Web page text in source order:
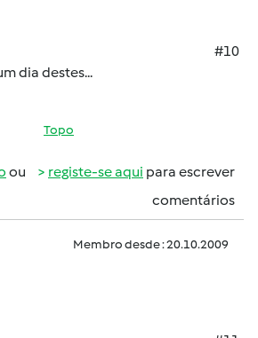
#10
dia destes...
Topo
ou registe-se aqui para escrever
comentários
Membro desde : 20.10.2009